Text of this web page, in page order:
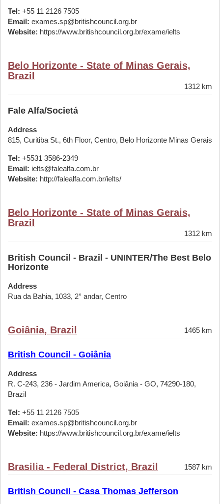
Tel: +55 11 2126 7505
Email: exames.sp@britishcouncil.org.br
Website: https://www.britishcouncil.org.br/exame/ielts
Belo Horizonte - State of Minas Gerais,
Brazil
1312 km
Fale Alfa/Societá
Address
815, Curitiba St., 6th Floor, Centro, Belo Horizonte Minas Gerais
Tel: +5531 3586-2349
Email: ielts@falealfa.com.br
Website: http://falealfa.com.br/ielts/
Belo Horizonte - State of Minas Gerais,
Brazil
1312 km
British Council - Brazil - UNINTER/The Best Belo
Horizonte
Address
Rua da Bahia, 1033, 2° andar, Centro
Goiânia, Brazil 1465 km
British Council - Goiânia
Address
R. C-243, 236 - Jardim America, Goiânia - GO, 74290-180,
Brazil
Tel: +55 11 2126 7505
Email: exames.sp@britishcouncil.org.br
Website: https://www.britishcouncil.org.br/exame/ielts
Brasilia - Federal District, Brazil 1587 km
British Council - Casa Thomas Jefferson